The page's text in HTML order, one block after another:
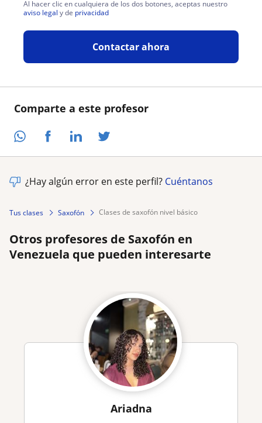
Comparte a este profesor
Al hacer clic en cualquiera de los dos botones, aceptas nuestro
aviso legal y de privacidad
Contactar ahora
¿Hay algún error en este perfil? Cuéntanos
Tus clases Saxofón clases de saxofón nivel básico
Otros profesores de Saxofón en
Venezuela que pueden interesarte
Ariadna